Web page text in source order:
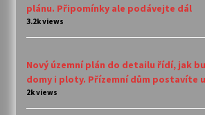
plánu. Připomínky ale podávejte dál
3.2k views
Nový územní plán do detailu řídí, jak
domy i ploty. Přízemní dům postavíte
2k views